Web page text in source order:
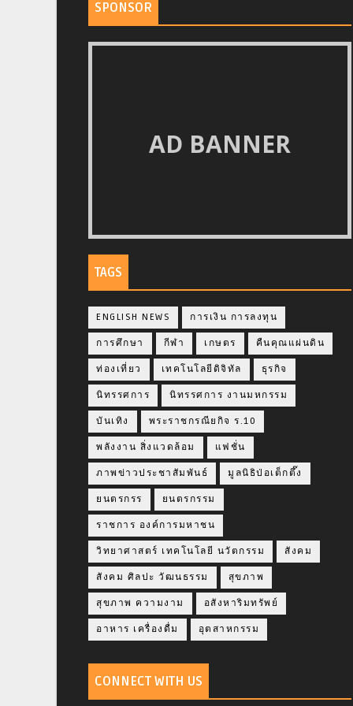
SPONSOR
AD BANNER
TAGS
ENGLISH NEWS การเงิน การลงทุน
การศึกษา กีฬา เกษตร คืนคุณแผ่นดิน
ท่องเที่ยว เทคโนโลยีดิจิทัล ธุรกิจ
นิทรรศการ นิทรรศการ งานมหกรรม
บันเทิง พระราชกรณียกิจ ร.10
พลังงาน สิ่งแวดล้อม แฟชั่น
ภาพข่าวประชาสัมพันธ์ มูลนิธิป่อเต็กตึ๊ง
ยนตรกรร ยนตรกรรม
ราชการ องค์การมหาชน
วิทยาศาสตร์ เทคโนโลยี นวัตกรรม สังคม
สังคม ศิลปะ วัฒนธรรม สุขภาพ
สุขภาพ ความงาม อสังหาริมทรัพย์
อาหาร เครื่องดื่ม อุตสาหกรรม
CONNECT WITH US